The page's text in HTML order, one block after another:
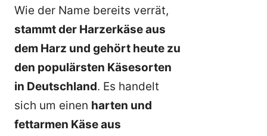
Wie der Name bereits verrät,
stammt der Harzerkäse aus
dem Harz und gehört heute zu
den populärsten Käsesorten
in Deutschland. Es handelt
sich um einen harten und
fettarmen Käse aus